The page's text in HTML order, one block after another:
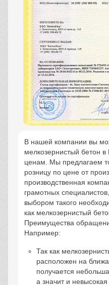
В нашей компании вы
мелкозернистый бетон
ценам. Мы предлагаем
розницу по цене от
производственная
грамотных
выбором такого
как мелкозернистый
Преимущества
Например:
Так как
расположен на
получается
а значит и